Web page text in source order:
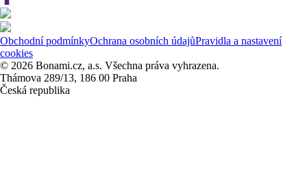
Obchodní podmínkyOchrana osobních údajůPravidla a nastavení
cookies
© 2026 Bonami.cz, a.s. Všechna práva vyhrazena.
Thámova 289/13, 186 00 Praha
Česká republika